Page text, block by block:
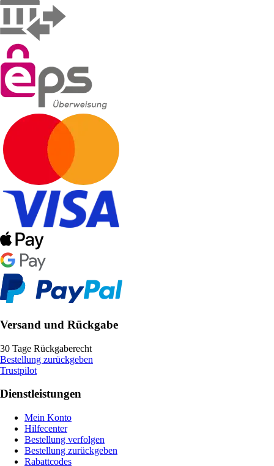
Versand und Rückgabe
30 Tage Rückgaberecht
Bestellung zurückgeben
Trustpilot
Dienstleistungen
Mein Konto
Hilfecenter
Bestellung verfolgen
Bestellung zurückgeben
Rabattcodes